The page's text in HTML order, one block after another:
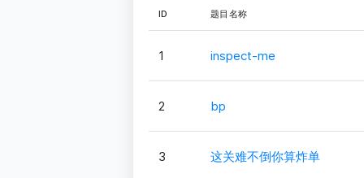
ID 题目名称
1 inspect-me
2 bp
3 这关难不倒你算炸单